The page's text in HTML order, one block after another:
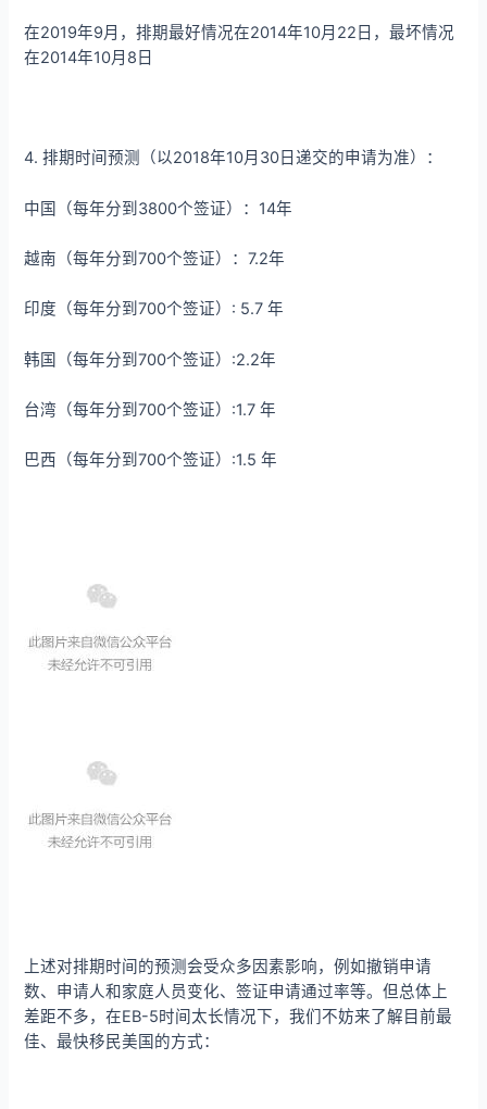
在2019年9月，排期最好情况在2014年10月22日，最坏情况
在2014年10月8日
4. 排期时间预测（以2018年10月30日递交的申请为准）：
中国（每年分到3800个签证）：14年
越南（每年分到700个签证）：7.2年
印度（每年分到700个签证）: 5.7 年
韩国（每年分到700个签证）:2.2年
台湾（每年分到700个签证）:1.7 年
巴西（每年分到700个签证）:1.5 年
上述对排期时间的预测会受众多因素影响，例如撤销申请
数、申请人和家庭人员变化、签证申请通过率等。但总体上
差距不多，在EB-5时间太长情况下，我们不妨来了解目前最
佳、最快移民美国的方式：